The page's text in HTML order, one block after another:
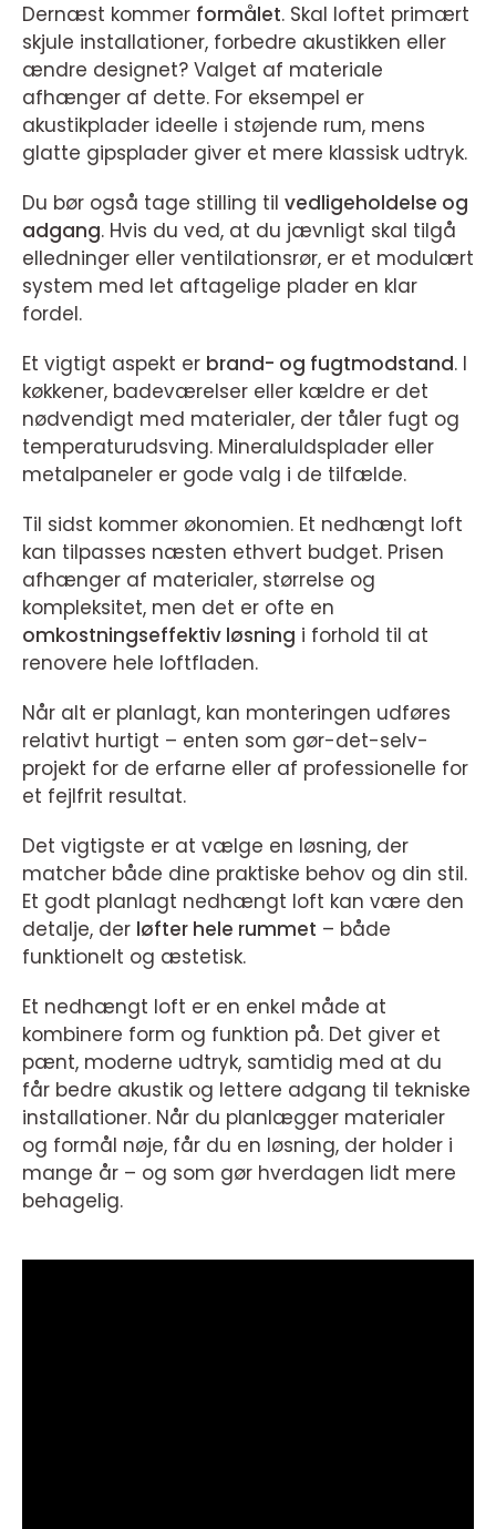
Dernæst kommer formålet. Skal loftet primært
skjule installationer, forbedre akustikken eller
ændre designet? Valget af materiale
afhænger af dette. For eksempel er
akustikplader ideelle i støjende rum, mens
glatte gipsplader giver et mere klassisk udtryk.
Du bør også tage stilling til vedligeholdelse og
adgang. Hvis du ved, at du jævnligt skal tilgå
elledninger eller ventilationsrør, er et modulært
system med let aftagelige plader en klar
fordel.
Et vigtigt aspekt er brand- og fugtmodstand. I
køkkener, badeværelser eller kældre er det
nødvendigt med materialer, der tåler fugt og
temperaturudsving. Mineraluldsplader eller
metalpaneler er gode valg i de tilfælde.
Til sidst kommer økonomien. Et nedhængt loft
kan tilpasses næsten ethvert budget. Prisen
afhænger af materialer, størrelse og
kompleksitet, men det er ofte en
omkostningseffektiv løsning i forhold til at
renovere hele loftfladen.
Når alt er planlagt, kan monteringen udføres
relativt hurtigt – enten som gør-det-selv-
projekt for de erfarne eller af professionelle for
et fejlfrit resultat.
Det vigtigste er at vælge en løsning, der
matcher både dine praktiske behov og din stil.
Et godt planlagt nedhængt loft kan være den
detalje, der løfter hele rummet – både
funktionelt og æstetisk.
Et nedhængt loft er en enkel måde at
kombinere form og funktion på. Det giver et
pænt, moderne udtryk, samtidig med at du
får bedre akustik og lettere adgang til tekniske
installationer. Når du planlægger materialer
og formål nøje, får du en løsning, der holder i
mange år – og som gør hverdagen lidt mere
behagelig.